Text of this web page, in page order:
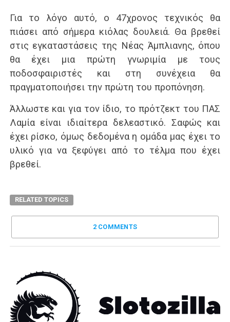
Για το λόγο αυτό, ο 47χρονος τεχνικός θα
πιάσει από σήμερα κιόλας δουλειά. Θα βρεθεί
στις εγκαταστάσεις της Νέας Άμπλιανης, όπου
θα έχει μια πρώτη γνωριμία με τους
ποδοσφαιριστές και στη συνέχεια θα
πραγματοποιήσει την πρώτη του προπόνηση.
Άλλωστε και για τον ίδιο, το πρότζεκτ του ΠΑΣ
Λαμία είναι ιδιαίτερα δελεαστικό. Σαφώς και
έχει ρίσκο, όμως δεδομένα η ομάδα μας έχει το
υλικό για να ξεφύγει από το τέλμα που έχει
βρεθεί.
RELATED TOPICS
2 COMMENTS